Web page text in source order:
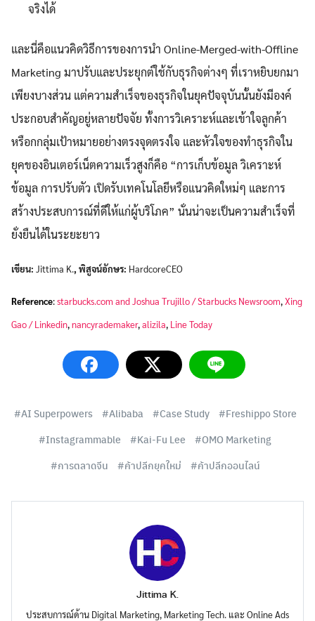
จริงได้
และนี่คือแนวคิดวิธีการของการนำ Online-Merged-with-Offline
Marketing มาปรับและประยุกต์ใช้กับธุรกิจต่างๆ ที่เราหยิบยกมา
เพียงบางส่วน แต่ความสำเร็จของธุรกิจในยุคปัจจุบันนั้นยังมีองค์
ประกอบสำคัญอยู่หลายปัจจัย ทั้งการวิเคราะห์และเข้าใจลูกค้า
หรือกกลุ่มเป้าหมายอย่างตรงจุดตรงใจ และหัวใจของทำธุรกิจใน
ยุคของอินเตอร์เน็ตความเร็วสูงก็คือ “การเก็บข้อมูล วิเคราะห์
ข้อมูล การปรับตัว เปิดรับเทคโนโลยีหรือแนวคิดใหม่ๆ และการ
สร้างประสบการณ์ที่ดีให้แก่ผู้บริโภค” นั่นน่าจะเป็นความสำเร็จที่
ยั่งยืนได้ในระยะยาว
เขียน: Jittima K., พิสูจน์อักษร: HardcoreCEO
Reference:starbucks.com and Joshua Trujillo / Starbucks Newsroom,Xing
Gao / Linkedin,nancyrademaker,alizila, Line Today
AI Superpowers Alibaba Case Study
Freshippo Store
Instagrammable
Kai-Fu Lee
OMO Marketing
การตลาดจีน
ค้าปลีกยุคใหม่ ค้าปลีกออนไลน์
Jittima K.
ประสบการณ์ด้าน Digital Marketing, Marketing Tech. และ Online Ads